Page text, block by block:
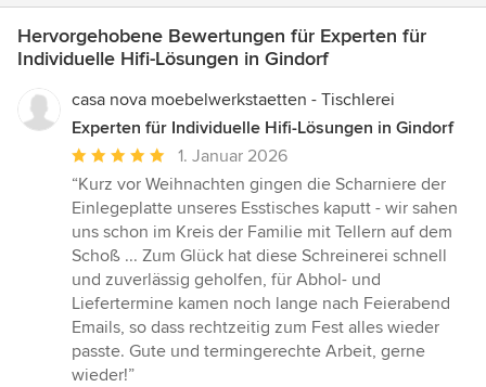
Hervorgehobene Bewertungen für Experten für
Individuelle Hifi-Lösungen in Gindorf
casa nova moebelwerkstaetten - Tischlerei
Experten für Individuelle Hifi-Lösungen in Gindorf
Durchschnittliche
Bewertung:
5
von
5
Sternen
1. Januar 2026
“Kurz vor Weihnachten gingen die Scharniere der
Einlegeplatte unseres Esstisches kaputt - wir sahen
uns schon im Kreis der Familie mit Tellern auf dem
Schoß ... Zum Glück hat diese Schreinerei schnell
und zuverlässig geholfen, für Abhol- und
Liefertermine kamen noch lange nach Feierabend
Emails, so dass rechtzeitig zum Fest alles wieder
passte. Gute und termingerechte Arbeit, gerne
wieder!”